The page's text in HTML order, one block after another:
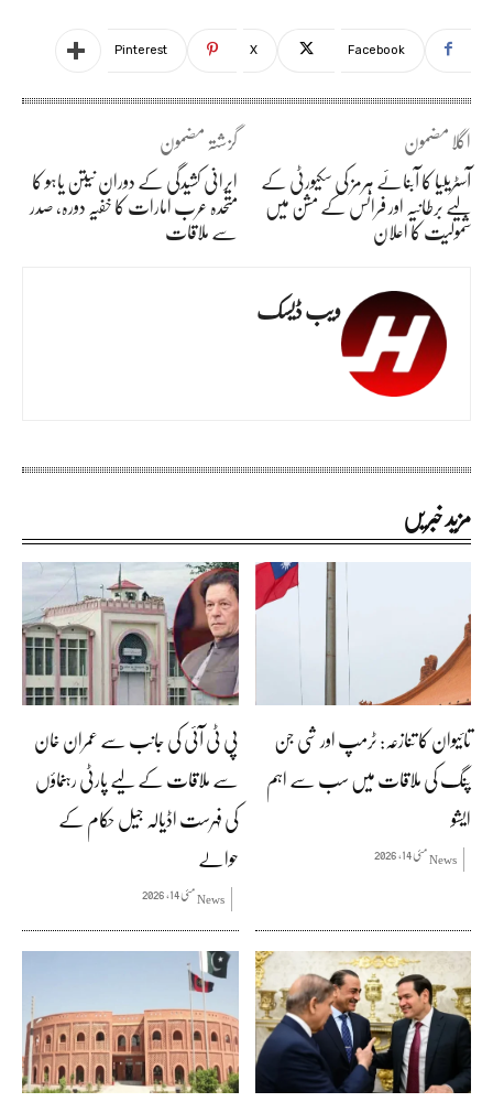
Facebook
X
Pinterest
گزشتہ مضمون
ایرانی کشیدگی کے دوران نیتن یاہو کا
متحدہ عرب امارات کا خفیہ دورہ، صدر
سے ملاقات
اگلا مضمون
آسٹریلیا کا آبنائے ہرمز کی سکیورٹی کے
لیے برطانیہ اور فرانس کے مشن میں
شمولیت کا اعلان
ویب ڈیسک
مزید خبریں
تائیوان کا تنازعہ: ٹرمپ اور شی جن
پنگ کی ملاقات میں سب سے اہم
ایشو
Newsمئی 14, 2026
پی ٹی آئی کی جانب سے عمران خان
سے ملاقات کے لیے پارٹی رہنماؤں
کی فہرست اڈیالہ جیل حکام کے
حوالے
Newsمئی 14, 2026